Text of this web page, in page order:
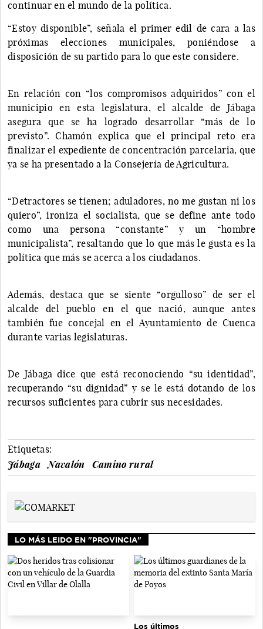
continuar en el mundo de la política.
“Estoy disponible”, señala el primer edil de cara a las
próximas elecciones municipales, poniéndose a
disposición de su partido para lo que este considere.
En relación con “los compromisos adquiridos” con el
municipio en esta legislatura, el alcalde de Jábaga
asegura que se ha logrado desarrollar “más de lo
previsto”. Chamón explica que el principal reto era
finalizar el expediente de concentración parcelaria, que
ya se ha presentado a la Consejería de Agricultura.
“Detractores se tienen; aduladores, no me gustan ni los
quiero”, ironiza el socialista, que se define ante todo
como una persona “constante” y un “hombre
municipalista”, resaltando que lo que más le gusta es la
política que más se acerca a los ciudadanos.
Además, destaca que se siente “orgulloso” de ser el
alcalde del pueblo en el que nació, aunque antes
también fue concejal en el Ayuntamiento de Cuenca
durante varias legislaturas.
De Jábaga dice que está reconociendo “su identidad”,
recuperando “su dignidad” y se le está dotando de los
recursos suficientes para cubrir sus necesidades.
Etiquetas:
Jábaga
Navalón Camino rural
LO MÁS LEIDO EN "PROVINCIA"
Los últimos